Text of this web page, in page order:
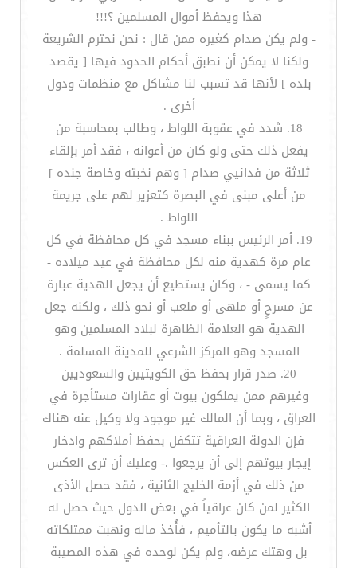
هذا ويحفظ أموال المسلمين ؟!!!
- ولم يكن صدام كغيره ممن قال : نحن نحترم الشريعة
ولكنا لا يمكن أن نطبق أحكام الحدود فيها [ يقصد
بلده ] لأنها قد تسبب لنا مشاكل مع منظمات ودول
أخرى .
18. شدد في عقوبة اللواط ، وطالب بمحاسبة من
يفعل ذلك حتى ولو كان من أعوانه ، فقد أمر بإلقاء
ثلاثة من فدائيي صدام [ وهم نخبته وخاصة جنده ]
من أعلى مبنى في البصرة كتعزير لهم على جريمة
اللواط .
19. أمر الرئيس ببناء مسجد في كل محافظة في كل
عام مرة كهدية منه لكل محافظة في عيد ميلاده -
كما يسمى - ، وكان يستطيع أن يجعل الهدية عبارة
عن مسرحٍ أو ملهى أو ملعب أو نحو ذلك ، ولكنه جعل
الهدية هو العلامة الظاهرة لبلاد المسلمين وهو
المسجد وهو المركز الشرعي للمدينة المسلمة .
20. صدر قرار بحفظ حق الكويتيين والسعوديين
وغيرهم ممن يملكون بيوت أو عقارات مستأجرة في
العراق ، وبما أن المالك غير موجود ولا وكيل عنه هناك
فإن الدولة العراقية تتكفل بحفظ أملاكهم وادخار
إيجار بيوتهم إلى أن يرجعوا .- وعليك أن ترى العكس
من ذلك في أزمة الخليج الثانية ، فقد حصل الأذى
الكثير لمن كان عراقياً في بعض الدول حيث حصل له
أشبه ما يكون بالتأميم ، فأُخذ ماله ونهبت ممتلكاته
بل وهتك عرضه، ولم يكن لوحده في هذه المصيبة